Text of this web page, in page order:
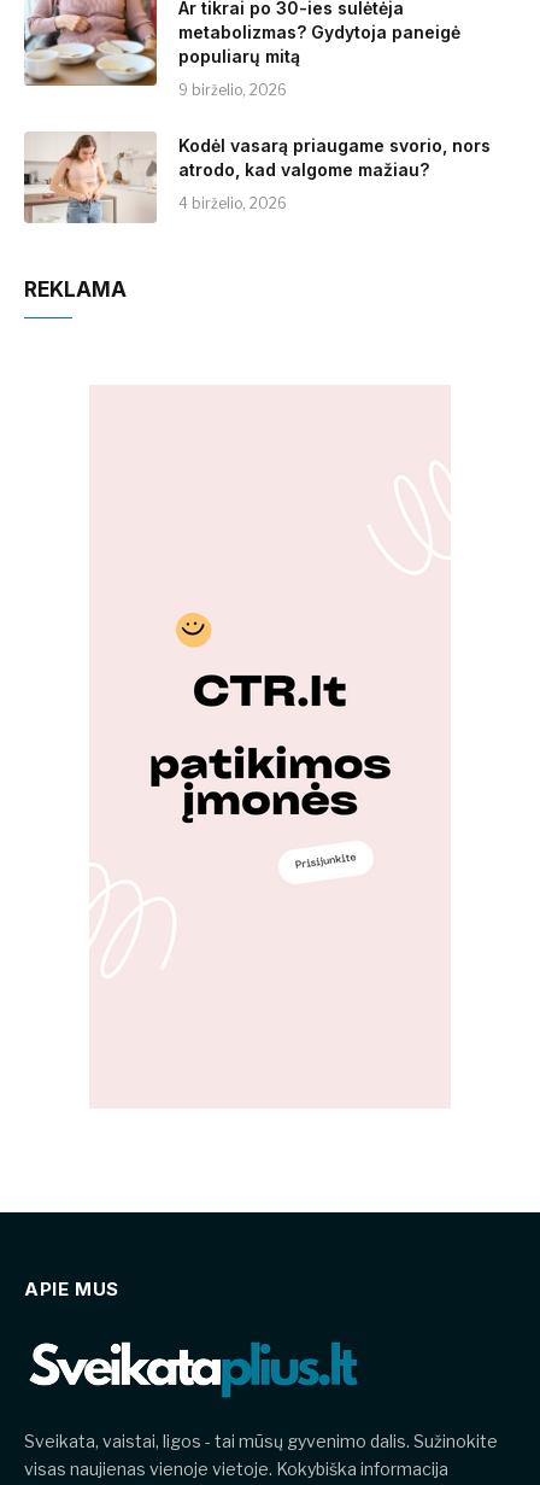
Ar tikrai po 30-ies sulėtėja
metabolizmas? Gydytoja paneigė
populiarų mitą
9 birželio, 2026
Kodėl vasarą priaugame svorio, nors
atrodo, kad valgome mažiau?
4 birželio, 2026
REKLAMA
APIE MUS
Sveikata, vaistai, ligos - tai mūsų gyvenimo dalis. Sužinokite
visas naujienas vienoje vietoje. Kokybiška informacija